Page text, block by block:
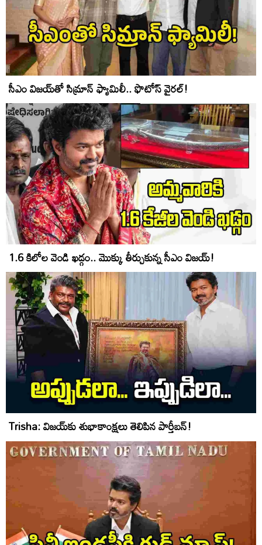
సీఎం విజయ్‌తో సిమ్రాన్ ఫ్యామిలీ.. ఫొటోస్ వైరల్!
1.6 కిలోల వెండి ఖడ్గం.. మొక్కు తీర్చుకున్న సీఎం విజయ్!
Trisha: విజయ్‌కు శుభాకాంక్షలు తెలిపిన పార్తీబన్‌!